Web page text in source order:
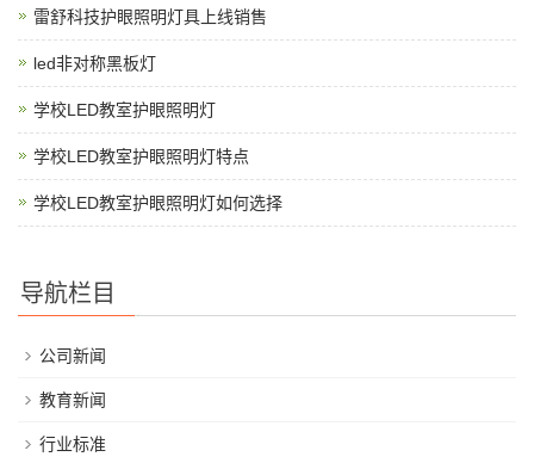
雷舒科技护眼照明灯具上线销售
led非对称黑板灯
学校LED教室护眼照明灯
学校LED教室护眼照明灯特点
学校LED教室护眼照明灯如何选择
导航栏目
公司新闻
教育新闻
行业标准